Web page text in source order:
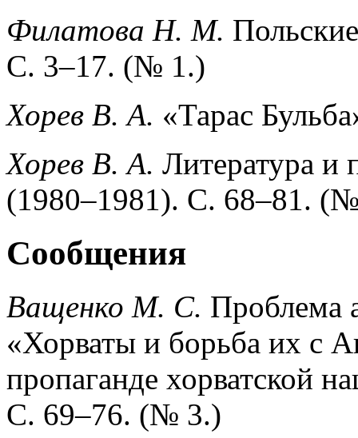
Филатова Н. М.
С. 3–17. (№ 1.)
Хорев В. А. «Тарас
Хорев В. А. Литература и
(1980–1981). С. 68–81.
Сообщения
Ващенко М. С. Проблема
«Хорваты и борьба их с
пропаганде хорватской
С. 69–76. (№ 3.)